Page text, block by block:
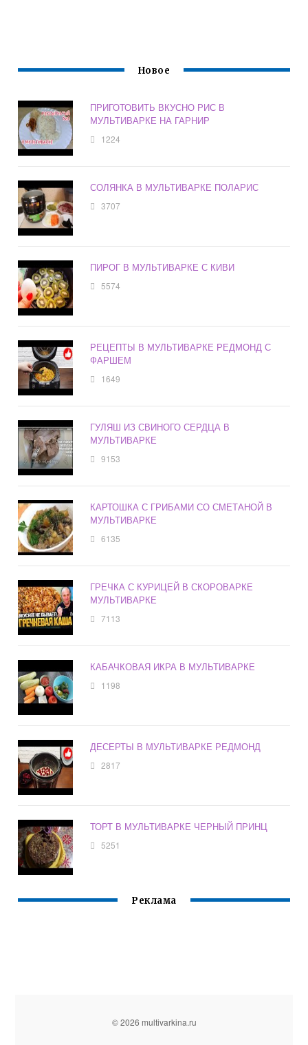
Новое
ПРИГОТОВИТЬ ВКУСНО РИС В
МУЛЬТИВАРКЕ НА ГАРНИР
1224
СОЛЯНКА В МУЛЬТИВАРКЕ ПОЛАРИС
3707
ПИРОГ В МУЛЬТИВАРКЕ С КИВИ
5574
РЕЦЕПТЫ В МУЛЬТИВАРКЕ РЕДМОНД С
ФАРШЕМ
1649
ГУЛЯШ ИЗ СВИНОГО СЕРДЦА В
МУЛЬТИВАРКЕ
9153
КАРТОШКА С ГРИБАМИ СО СМЕТАНОЙ В
МУЛЬТИВАРКЕ
6135
ГРЕЧКА С КУРИЦЕЙ В СКОРОВАРКЕ
МУЛЬТИВАРКЕ
7113
КАБАЧКОВАЯ ИКРА В МУЛЬТИВАРКЕ
1198
ДЕСЕРТЫ В МУЛЬТИВАРКЕ РЕДМОНД
2817
ТОРТ В МУЛЬТИВАРКЕ ЧЕРНЫЙ ПРИНЦ
5251
Реклама
© 2026 multivarkina.ru